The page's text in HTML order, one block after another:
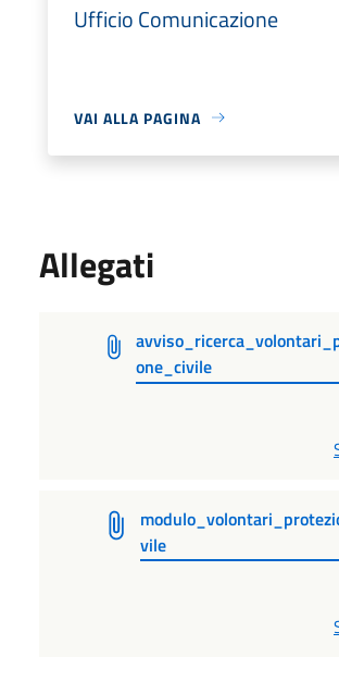
Ufficio Comunicazione
VAI ALLA PAGINA
Allegati
one_civile
vile